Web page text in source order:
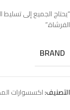
“يحتاج الجميع إلى
الفرشاة.”
BRAND
التصنيف:اكسسوارات